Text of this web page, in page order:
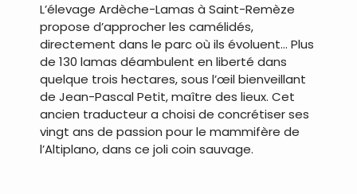
L’élevage Ardèche-Lamas à Saint-Remèze
propose d’approcher les camélidés,
directement dans le parc où ils évoluent… Plus
de 130 lamas déambulent en liberté dans
quelque trois hectares, sous l’œil bienveillant
de Jean-Pascal Petit, maître des lieux. Cet
ancien traducteur a choisi de concrétiser ses
vingt ans de passion pour le mammifère de
l’Altiplano, dans ce joli coin sauvage.